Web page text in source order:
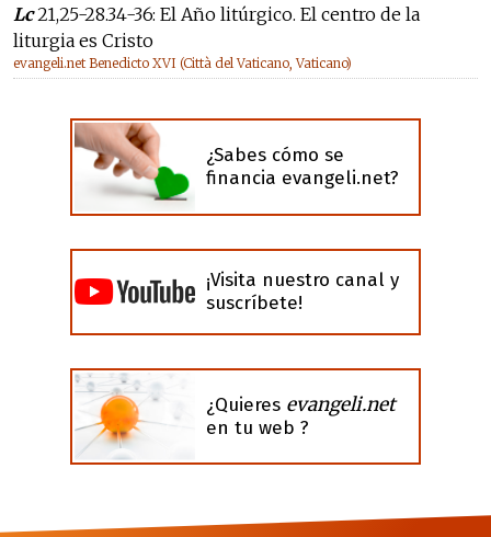
Lc21,25-28.34-36: El Año litúrgico. El centro de la
liturgia es Cristo
evangeli.net Benedicto XVI (Città del Vaticano, Vaticano)
¿Sabes cómo se
financia evangeli.net?
¡Visita nuestro canal y
suscríbete!
¿Quieres evangeli.net
en tu web ?